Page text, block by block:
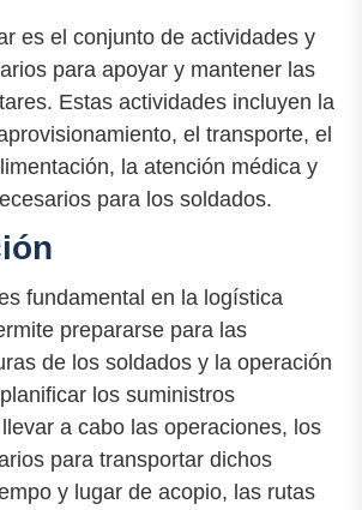
es el conjunto de actividades y
para apoyar y mantener las
Estas actividades incluyen la
el transporte, el
la atención médica y
para los soldados.
fundamental en la logística
prepararse para las
de los soldados y la operación
los suministros
a cabo las operaciones, los
para transportar dichos
y lugar de acopio, las rutas